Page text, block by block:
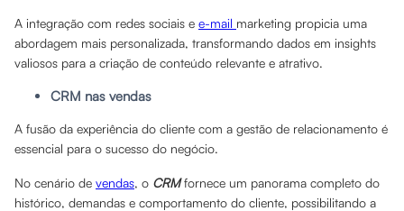
A integração com redes sociais e e-mail marketing propicia uma
abordagem mais personalizada, transformando dados em insights
valiosos para a criação de conteúdo relevante e atrativo.
CRM nas vendas
A fusão da experiência do cliente com a gestão de relacionamento é
essencial para o sucesso do negócio.
No cenário de vendas, o CRMfornece um panorama completo do
histórico, demandas e comportamento do cliente, possibilitando a